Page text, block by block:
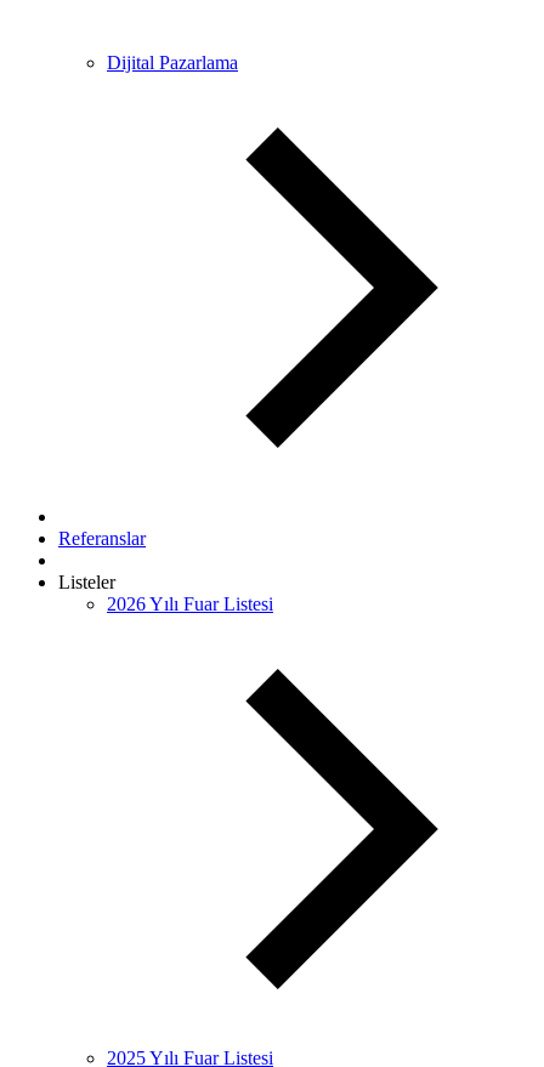
Dijital Pazarlama
Referanslar
Listeler
2026 Yılı Fuar Listesi
2025 Yılı Fuar Listesi